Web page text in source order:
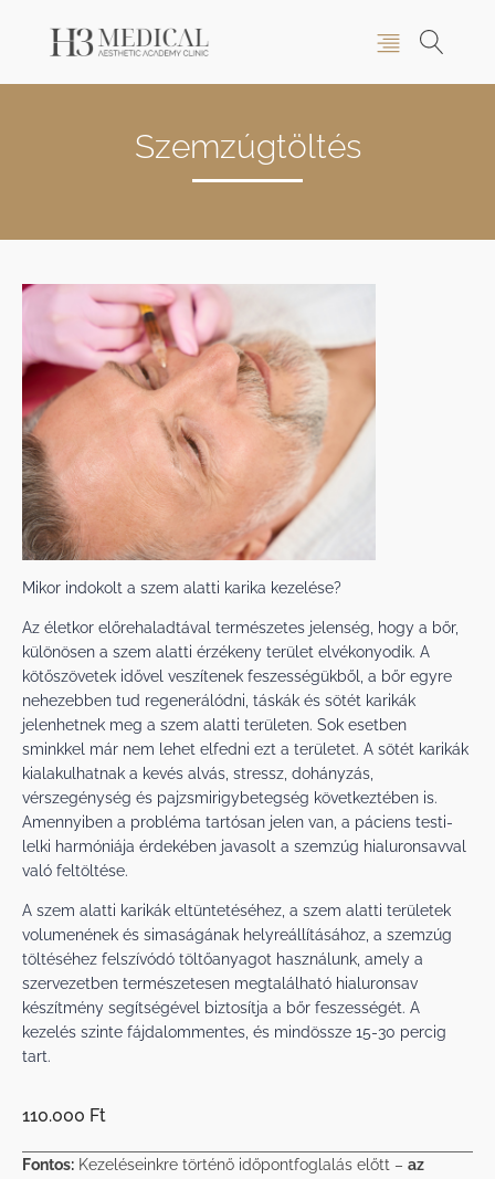
Szemzúgtöltés
Mikor indokolt a szem alatti karika kezelése?
Az életkor előrehaladtával természetes jelenség, hogy a bőr,
különösen a szem alatti érzékeny terület elvékonyodik. A
kötőszövetek idővel veszítenek feszességükből, a bőr egyre
nehezebben tud regenerálódni, táskák és sötét karikák
jelenhetnek meg a szem alatti területen. Sok esetben
sminkkel már nem lehet elfedni ezt a területet. A sötét karikák
kialakulhatnak a kevés alvás, stressz, dohányzás,
vérszegénység és pajzsmirigybetegség következtében is.
Amennyiben a probléma tartósan jelen van, a páciens testi-
lelki harmóniája érdekében javasolt a szemzúg hialuronsavval
való feltöltése.
A szem alatti karikák eltüntetéséhez, a szem alatti területek
volumenének és simaságának helyreállításához, a szemzúg
töltéséhez felszívódó töltőanyagot használunk, amely a
szervezetben természetesen megtalálható hialuronsav
készítmény segítségével biztosítja a bőr feszességét. A
kezelés szinte fájdalommentes, és mindössze 15-30 percig
tart.
110.000 Ft
Fontos: Kezeléseinkre történő időpontfoglalás előtt – az